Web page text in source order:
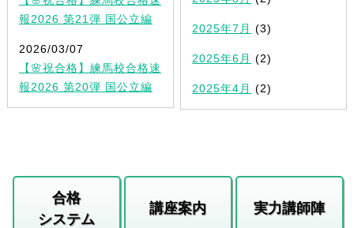
報2026 第21弾 国公立編
2026/03/07
【🌸祝合格】練馬校合格速
報2026 第20弾 国公立編
2025年7月 (3)
2025年6月 (2)
2025年4月 (2)
合格
システム
講座案内 実力講師陣